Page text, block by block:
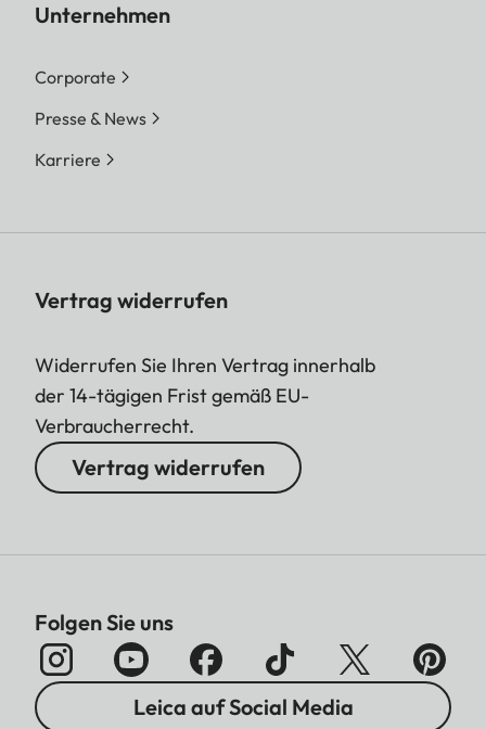
Unternehmen
Corporate
Presse & News
Karriere
Vertrag widerrufen
Widerrufen Sie Ihren Vertrag innerhalb
der 14-tägigen Frist gemäß EU-
Verbraucherrecht.
Vertrag widerrufen
Folgen Sie uns
Leica auf Social Media